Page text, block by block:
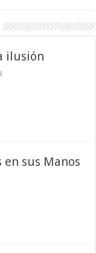
ilusión
sus Manos